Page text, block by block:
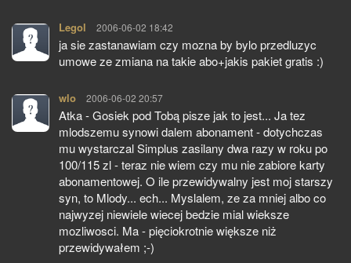
Legol pisze:
2006-06-02 18:42
ja sie zastanawiam czy mozna by bylo przedluzyc
umowe ze zmiana na takie abo+jakis pakiet gratis :)
wlo pisze:
2006-06-02 20:57
Atka - Gosiek pod Tobą pisze jak to jest... Ja tez
mlodszemu synowi dalem abonament - dotychczas
mu wystarczal Simplus zasilany dwa razy w roku po
100/115 zl - teraz nie wiem czy mu nie zabiore karty
abonamentowej. O ile przewidywalny jest moj starszy
syn, to Mlody... ech... Myslalem, ze za mniej albo co
najwyzej niewiele wiecej bedzie mial wieksze
mozliwosci. Ma - pięciokrotnie większe niż
przewidywałem ;-)